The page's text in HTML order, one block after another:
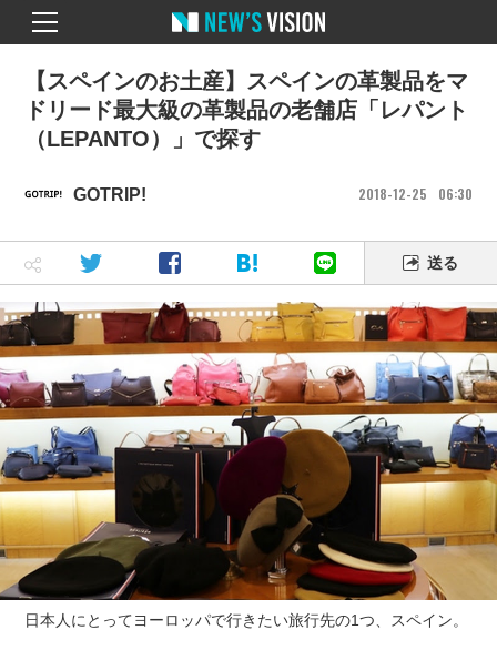
GOTRIP! 2018 12 25 06 30
【スペインのお土産】スペインの革製品をマ
ドリード最大級の革製品の老舗店「レパント
（LEPANTO）」で探す
送る
日本人にとってヨーロッパで行きたい旅行先の1つ、スペイン。